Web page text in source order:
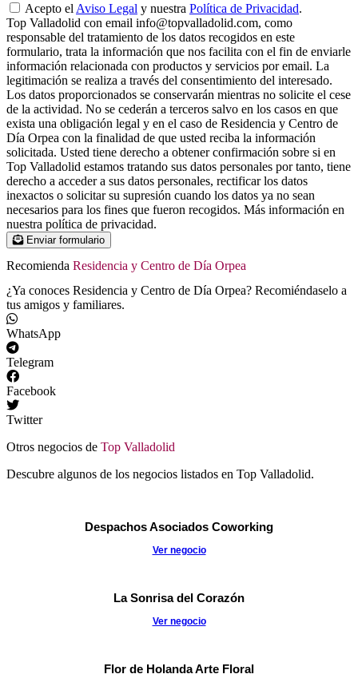
Acepto el Aviso Legal y nuestra Política de Privacidad.
Top Valladolid con email info@topvalladolid.com, como
responsable del tratamiento de los datos recogidos en este
formulario, trata la información que nos facilita con el fin de enviarle
información relacionada con productos y servicios por email. La
legitimación se realiza a través del consentimiento del interesado.
Los datos proporcionados se conservarán mientras no solicite el cese
de la actividad. No se cederán a terceros salvo en los casos en que
exista una obligación legal y en el caso de Residencia y Centro de
Día Orpea con la finalidad de que usted reciba la información
solicitada. Usted tiene derecho a obtener confirmación sobre si en
Top Valladolid estamos tratando sus datos personales por tanto, tiene
derecho a acceder a sus datos personales, rectificar los datos
inexactos o solicitar su supresión cuando los datos ya no sean
necesarios para los fines que fueron recogidos. Más información en
nuestra política de privacidad.
Enviar formulario
Recomienda Residencia y Centro de Día Orpea
¿Ya conoces Residencia y Centro de Día Orpea? Recomiéndaselo a
tus amigos y familiares.
WhatsApp
Telegram
Facebook
Twitter
Otros negocios de Top Valladolid
Descubre algunos de los negocios listados en Top Valladolid.
Despachos Asociados Coworking
Ver negocio
La Sonrisa del Corazón
Ver negocio
Flor de Holanda Arte Floral